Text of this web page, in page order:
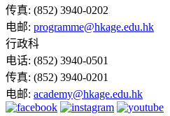
传真: (852) 3940-0202
电邮: programme@hkage.edu.hk
行政科
电话: (852) 3940-0501
传真: (852) 3940-0201
电邮: academy@hkage.edu.hk